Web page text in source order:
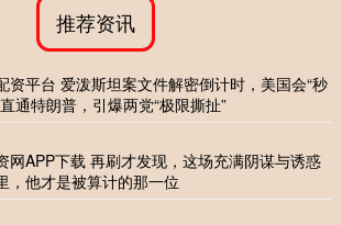
推荐资讯
资平台 爱泼斯坦案文件解密倒计时，美国会“秒
通特朗普，引爆两党“极限撕扯”
网APP下载 再刷才发现，这场充满阴谋与诱惑
，他才是被算计的那一位